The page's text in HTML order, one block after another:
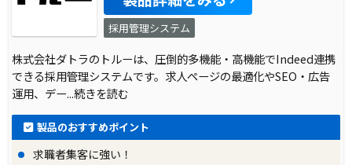
採用管理システム
株式会社ダトラのトルーは、圧倒的多機能・高機能でIndeed連携
できる採用管理システムです。求人ページの最適化やSEO・広告
運用、デー...続きを読む
製品のおすすめポイント
求職者集客に強い！